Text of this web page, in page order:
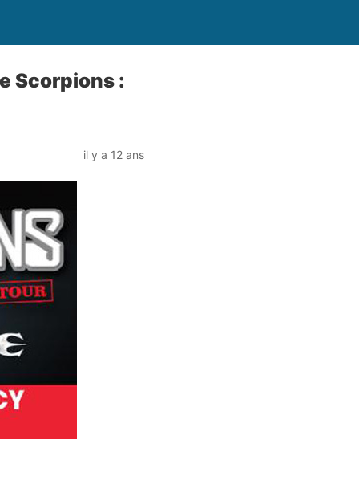
Scorpions :
il y a 12 ans